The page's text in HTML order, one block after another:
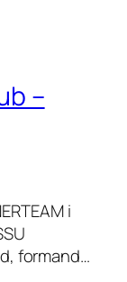
–
i
formand…